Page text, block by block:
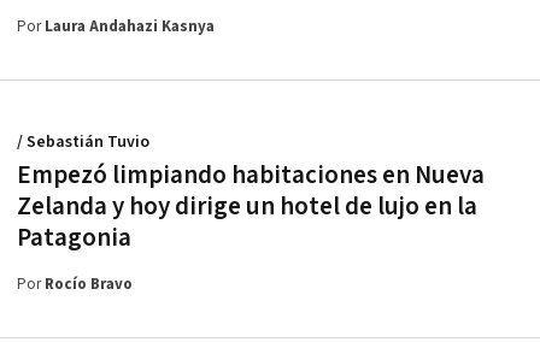
PorLaura Andahazi Kasnya
Empezó limpiando habitaciones en Nueva
Zelanda y hoy dirige un hotel de lujo en la
Patagonia
/ Sebastián Tuvio
PorRocío Bravo